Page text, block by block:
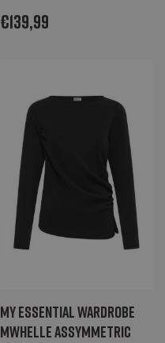
€139,99
My Essential Wardrobe
MWHelle Assymmetric